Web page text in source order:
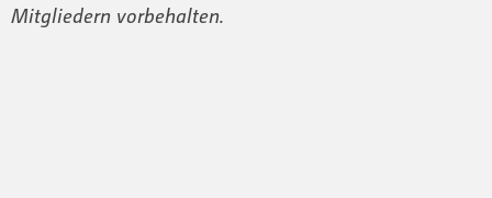
Mitgliedern vorbehalten.